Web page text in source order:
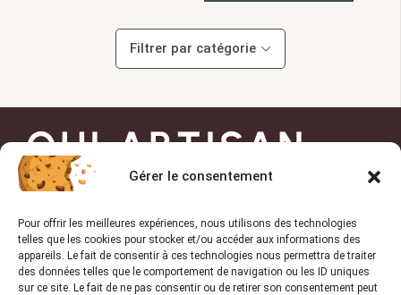
Gérer le consentement
Pour offrir les meilleures expériences, nous utilisons des technologies
telles que les cookies pour stocker et/ou accéder aux informations des
appareils. Le fait de consentir à ces technologies nous permettra de traiter
des données telles que le comportement de navigation ou les ID uniques
sur ce site. Le fait de ne pas consentir ou de retirer son consentement peut
Filtrer par catégorie
OUI ARTISAN
Trouvez l’artisan de
confiance pour vos projets !